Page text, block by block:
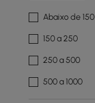
Abaixo de 150
150 a 250
250 a 500
500 a 1000